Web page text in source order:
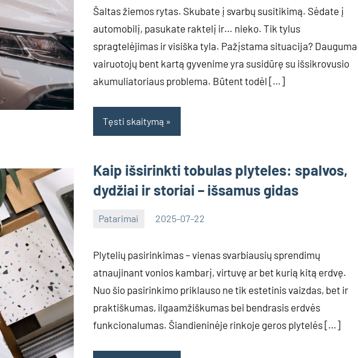
Šaltas žiemos rytas. Skubate į svarbų susitikimą. Sėdate į
automobilį, pasukate raktelį ir… nieko. Tik tylus
spragtelėjimas ir visiška tyla. Pažįstama situacija? Dauguma
vairuotojų bent kartą gyvenime yra susidūrę su išsikrovusio
akumuliatoriaus problema. Būtent todėl […]
Tęsti skaitymą
Kaip išsirinkti tobulas plyteles: spalvos,
dydžiai ir storiai – išsamus gidas
Patarimai 2025-07-22
Plytelių pasirinkimas – vienas svarbiausių sprendimų
atnaujinant vonios kambarį, virtuvę ar bet kurią kitą erdvę.
Nuo šio pasirinkimo priklauso ne tik estetinis vaizdas, bet ir
praktiškumas, ilgaamžiškumas bei bendrasis erdvės
funkcionalumas. Šiandieninėje rinkoje geros plytelės […]